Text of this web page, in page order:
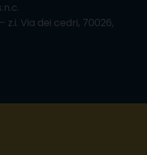
Via dei cedri, 70026,